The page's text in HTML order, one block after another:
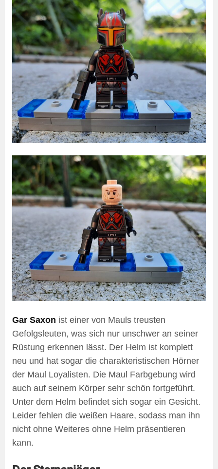
Gar Saxon ist einer von Mauls treusten
Gefolgsleuten, was sich nur unschwer an seiner
Rüstung erkennen lässt. Der Helm ist komplett
neu und hat sogar die charakteristischen Hörner
der Maul Loyalisten. Die Maul Farbgebung wird
auch auf seinem Körper sehr schön fortgeführt.
Unter dem Helm befindet sich sogar ein Gesicht.
Leider fehlen die weißen Haare, sodass man ihn
nicht ohne Weiteres ohne Helm präsentieren
kann.